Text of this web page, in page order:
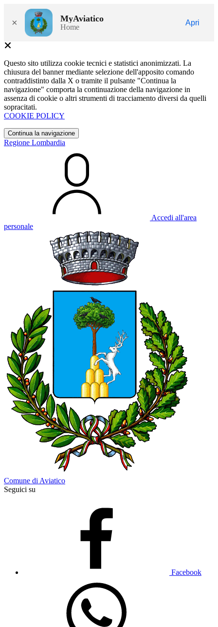
× MyAviatico
Home
Apri
Questo sito utilizza cookie tecnici e statistici anonimizzati. La
chiusura del banner mediante selezione dell'apposito comando
contraddistinto dalla X o tramite il pulsante "Continua la
navigazione" comporta la continuazione della navigazione in
assenza di cookie o altri strumenti di tracciamento diversi da quelli
sopracitati.
COOKIE POLICY
Continua la navigazione
Regione Lombardia
Accedi all'area
personale
Comune di Aviatico
Seguici su
Facebook